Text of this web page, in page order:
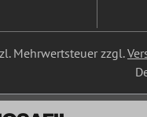
Mehrwertsteuer zzgl.